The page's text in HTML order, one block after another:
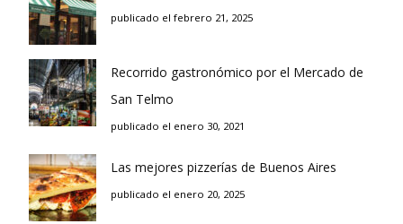
publicado el febrero 21, 2025
Recorrido gastronómico por el Mercado de
San Telmo
publicado el enero 30, 2021
Las mejores pizzerías de Buenos Aires
publicado el enero 20, 2025